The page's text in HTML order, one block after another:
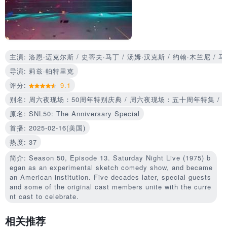
主演: 洛恩·迈克尔斯 / 史蒂夫·马丁 / 汤姆·汉克斯 / 约翰·木兰尼 / 马
导演: 莉兹·帕特里克
评分:
9.1
别名: 周六夜现场：50周年特别庆典 / 周六夜现场：五十周年特
原名: SNL50: The Anniversary Special
首播: 2025-02-16(美国)
热度: 37
简介: Season 50, Episode 13. Saturday Night Live (1975) b
egan as an experimental sketch comedy show, and became
an American institution. Five decades later, special guests
and some of the original cast members unite with the curre
nt cast to celebrate.
相关推荐